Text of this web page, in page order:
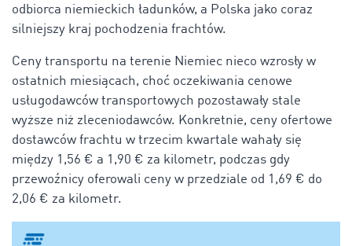
odbiorca niemieckich ładunków, a Polska jako coraz
silniejszy kraj pochodzenia frachtów.
Ceny transportu na terenie Niemiec nieco wzrosły w
ostatnich miesiącach, choć oczekiwania cenowe
usługodawców transportowych pozostawały stale
wyższe niż zleceniodawców. Konkretnie, ceny ofertowe
dostawców frachtu w trzecim kwartale wahały się
między 1,56 € a 1,90 € za kilometr, podczas gdy
przewoźnicy oferowali ceny w przedziale od 1,69 € do
2,06 € za kilometr.